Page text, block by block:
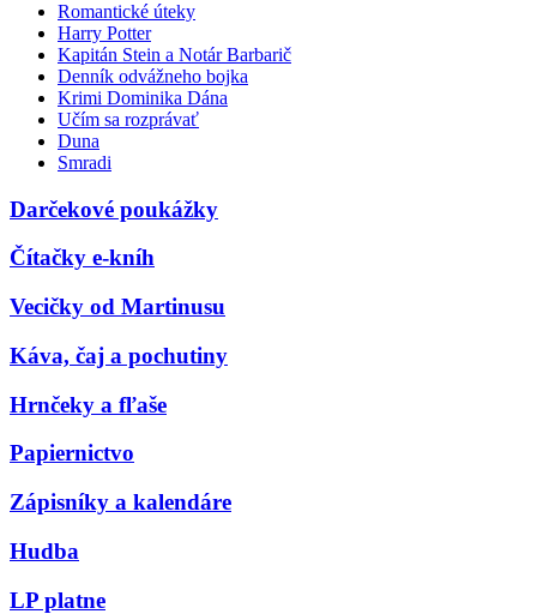
Romantické úteky
Harry Potter
Kapitán Stein a Notár Barbarič
Denník odvážneho bojka
Krimi Dominika Dána
Učím sa rozprávať
Duna
Smradi
Darčekové poukážky
Čítačky e-kníh
Vecičky od Martinusu
Káva, čaj a pochutiny
Hrnčeky a fľaše
Papiernictvo
Zápisníky a kalendáre
Hudba
LP platne